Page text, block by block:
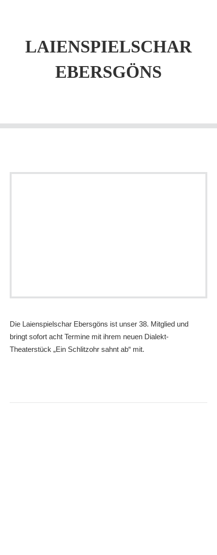
LAIENSPIELSCHAR
EBERSGÖNS
Die Laienspielschar Ebersgöns ist unser 38. Mitglied und
bringt sofort acht Termine mit ihrem neuen Dialekt-
Theaterstück „Ein Schlitzohr sahnt ab“ mit.